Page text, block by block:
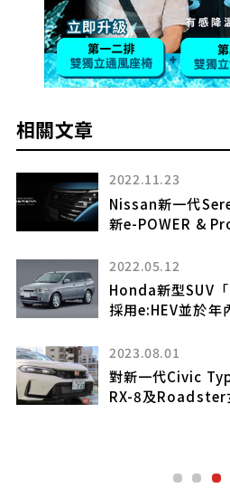
相關文章
2026.06.05
Mazda的「new
sports car」超強
4.2m級的「Iconic
2023.12.12
2025.10.26